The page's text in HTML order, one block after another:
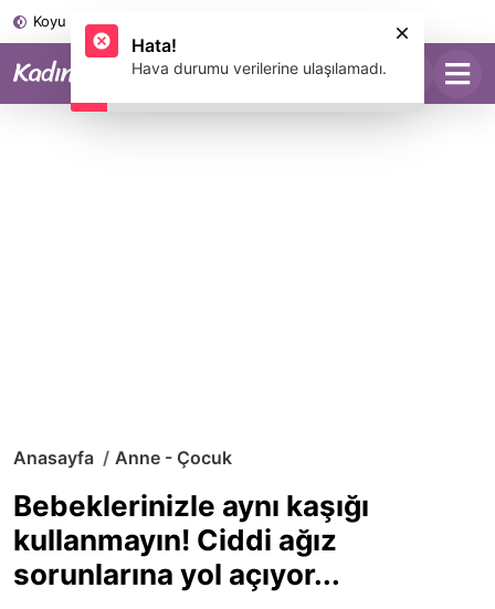
Koyu Mod
Anasayfa Anne - Çocuk
Bebeklerinizle aynı kaşığı
kullanmayın! Ciddi ağız
sorunlarına yol açıyor...